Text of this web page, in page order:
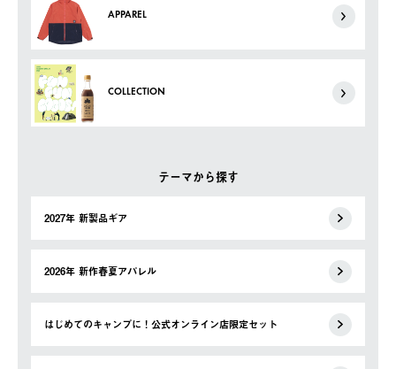
APPAREL
COLLECTION
テーマから探す
2027年 新製品ギア
2026年 新作春夏アパレル
はじめてのキャンプに！公式オンライン店限定セット